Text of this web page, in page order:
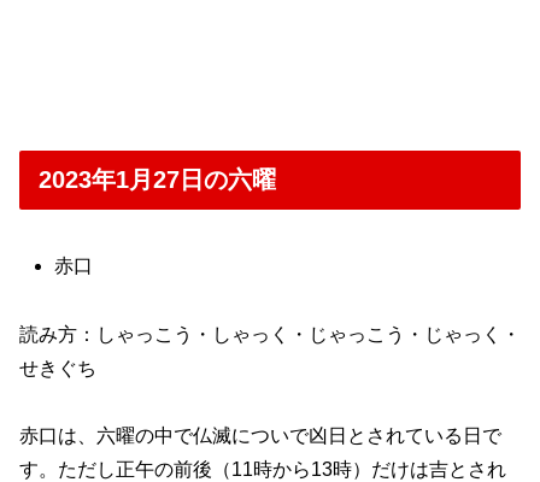
2023年1月27日の六曜
赤口
読み方：しゃっこう・しゃっく・じゃっこう・じゃっく・
せきぐち
赤口は、六曜の中で仏滅についで凶日とされている日で
す。ただし正午の前後（11時から13時）だけは吉とされ